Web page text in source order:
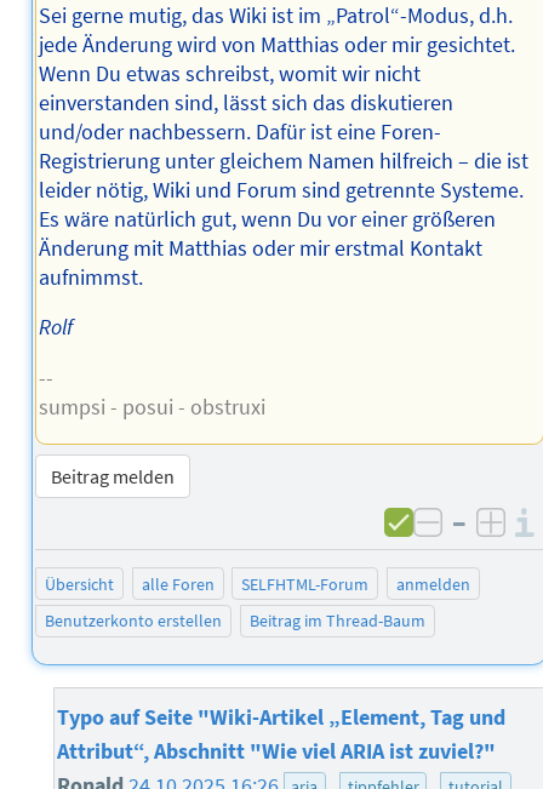
Sei gerne mutig, das Wiki ist im „Patrol“-Modus, d.h.
jede Änderung wird von Matthias oder mir gesichtet.
Wenn Du etwas schreibst, womit wir nicht
einverstanden sind, lässt sich das diskutieren
und/oder nachbessern. Dafür ist eine Foren-
Registrierung unter gleichem Namen hilfreich – die ist
leider nötig, Wiki und Forum sind getrennte Systeme.
Es wäre natürlich gut, wenn Du vor einer größeren
Änderung mit Matthias oder mir erstmal Kontakt
aufnimmst.
Rolf
--
sumpsi - posui - obstruxi
Beitrag melden
negativ
–
Übersicht alle Foren SELFHTML-Forum
anmelden
Benutzerkonto erstellen
Beitrag im Thread-Baum
Typo auf Seite "Wiki-Artikel „Element, Tag und
Attribut“, Abschnitt "Wie viel ARIA ist zuviel?"